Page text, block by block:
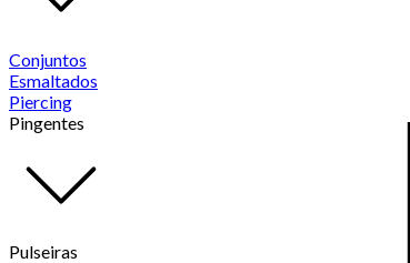
Conjuntos
Esmaltados
Piercing
Pingentes
Pulseiras